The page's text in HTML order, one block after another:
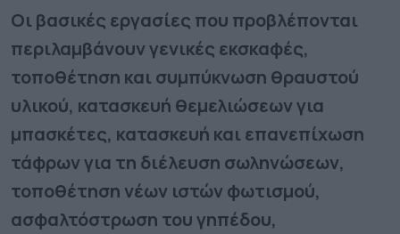
Οι βασικές εργασίες που προβλέπονται
περιλαμβάνουν γενικές εκσκαφές,
τοποθέτηση και συμπύκνωση θραυστού
υλικού, κατασκευή θεμελιώσεων για
μπασκέτες, κατασκευή και επανεπίχωση
τάφρων για τη διέλευση σωληνώσεων,
τοποθέτηση νέων ιστών φωτισμού,
ασφαλτόστρωση του γηπέδου,